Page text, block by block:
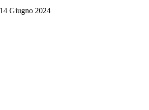
14 Giugno 2024